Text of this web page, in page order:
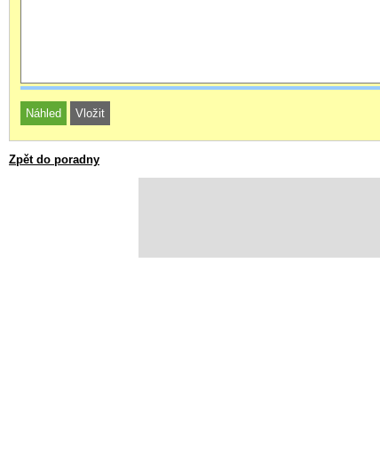
Zpět do poradny